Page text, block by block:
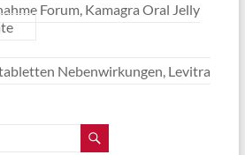
Forum, Kamagra Oral Jelly
Nebenwirkungen, Levitra